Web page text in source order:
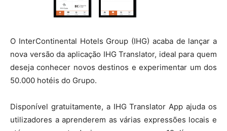
O InterContinental Hotels Group (IHG) acaba de lançar a
nova versão da aplicação IHG Translator, ideal para quem
deseja conhecer novos destinos e experimentar um dos
50.000 hotéis do Grupo.
Disponível gratuitamente, a IHG Translator App ajuda os
utilizadores a aprenderem as várias expressões locais e